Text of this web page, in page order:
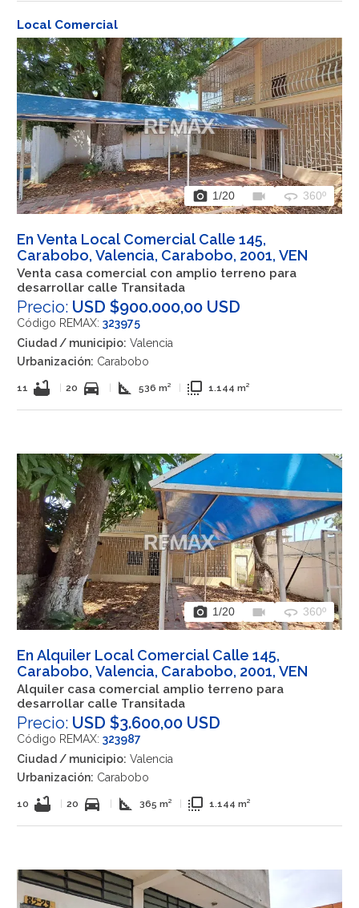
Local Comercial
photo_camera 1/20 videocam 360 360º
En Venta Local Comercial Calle 145,
Carabobo, Valencia, Carabobo, 2001, VEN
Venta casa comercial con amplio terreno para
desarrollar calle Transitada
Precio: USD $900.000,00 USD
Código REMAX: 323975
Ciudad / municipio: Valencia
Urbanización: Carabobo
11 bathtub 20 directions_car square_foot 536 m² flip_to_front 1.144 m²
photo_camera 1/20 videocam 360 360º
En Alquiler Local Comercial Calle 145,
Carabobo, Valencia, Carabobo, 2001, VEN
Alquiler casa comercial amplio terreno para
desarrollar calle Transitada
Precio: USD $3.600,00 USD
Código REMAX: 323987
Ciudad / municipio: Valencia
Urbanización: Carabobo
10 bathtub 20 directions_car square_foot 365 m² flip_to_front 1.144 m²